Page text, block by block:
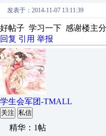
发表于：2014-11-07 13:11:39
好帖子 学习一下 感谢楼
回复 引用 举报
学生会军团-TMALL
关注 私信
精华：1帖